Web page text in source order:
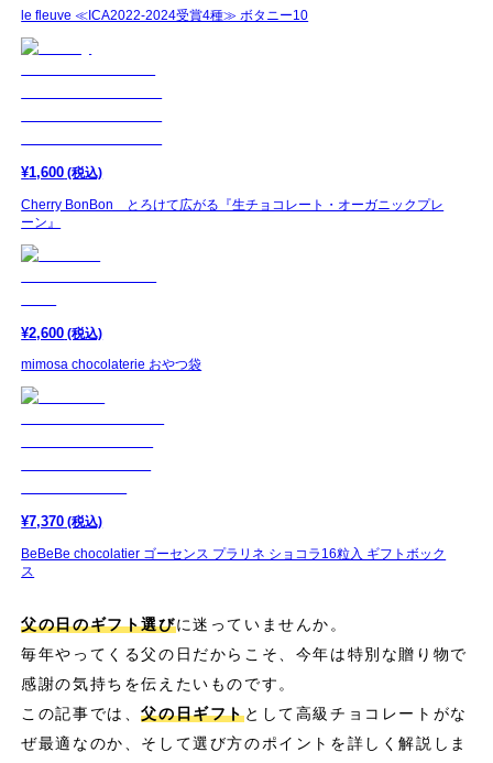
le fleuve ≪ICA2022-2024受賞4種≫ ボタニー10
¥1,600 (税込)
Cherry BonBon とろけて広がる『生チョコレート・オーガニックプレ
ーン』
¥2,600 (税込)
mimosa chocolaterie おやつ袋
¥7,370 (税込)
BeBeBe chocolatier ゴーセンス プラリネ ショコラ16粒入 ギフトボック
ス
父の日のギフト選びに迷っていませんか。
毎年やってくる父の日だからこそ、今年は特別な贈り物で
感謝の気持ちを伝えたいものです。
この記事では、父の日ギフトとして高級チョコレートがな
ぜ最適なのか、そして選び方のポイントを詳しく解説しま